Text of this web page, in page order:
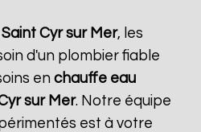
Saint Cyr sur Mer, les
d'un plombier fiable
enchauffe eau
sur Mer. Notre équipe
est à votre